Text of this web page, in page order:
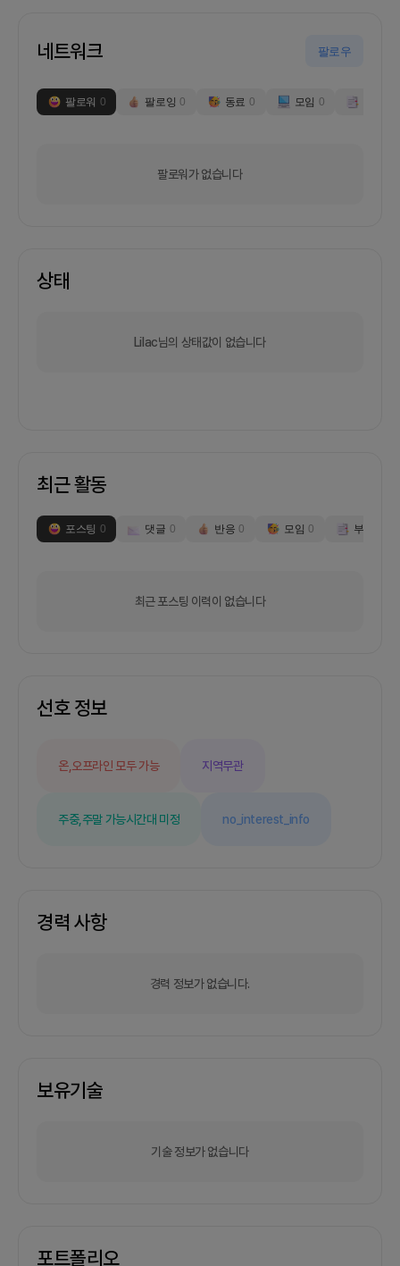
네트워크 팔로우
팔로워 0 팔로잉 0 동료 0 모임 0
팔로워가 없습니다
상태
Lilac님의 상태값이 없습니다
최근 활동
포스팅 0 댓글 0 반응 0 모임 0 부스
최근 포스팅 이력이 없습니다
선호 정보
온,오프라인 모두 가능 지역무관
주중,주말 가능시간대 미정 no_interest_info
경력 사항
경력 정보가 없습니다.
보유기술
기술 정보가 없습니다
포트폴리오